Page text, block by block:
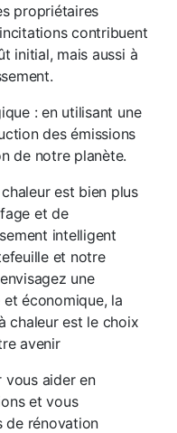
propriétaires
contribuent
initial, mais aussi à
: en utilisant une
des émissions
de notre planète.
est bien plus
et de
intelligent
et notre
une
économique, la
chaleur est le choix
avenir
vous aider en
et vous
de rénovation